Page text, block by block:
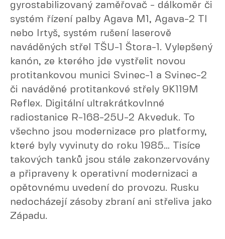
gyrostabilizovaný zaměřovač - dálkoměr či
systém řízení palby Agava M1, Agava-2 TI
nebo Irtyš, systém rušení laserově
naváděných střel TŠU-1 Štora-1. Vylepšený
kanón, ze kterého jde vystřelit novou
protitankovou munici Svinec-1 a Svinec-2
či naváděné protitankové střely 9K119M
Reflex. Digitální ultrakrátkovlnné
radiostanice R-168-25U-2 Akveduk. To
všechno jsou modernizace pro platformy,
které byly vyvinuty do roku 1985… Tisíce
takových tanků jsou stále zakonzervovány
a připraveny k operativní modernizaci a
opětovnému uvedení do provozu. Rusku
nedocházejí zásoby zbraní ani střeliva jako
Západu.